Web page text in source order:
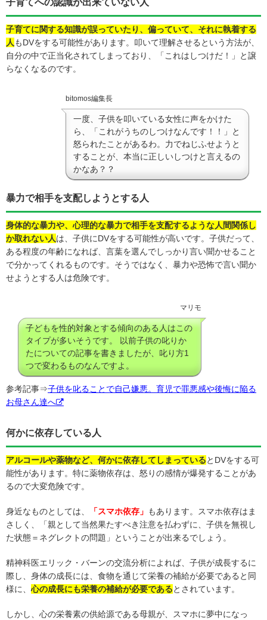
子育てに関する知識が誤っていたり、偏っていて、それに執着する
人 もDVをする可能性があります。叩いて理解させるという方法が、
自分の中で正当化されてしまっており、「これはしつけだ！」と譲
らなくなるのです。
bitomos編集長
一度、子供を叩いている女性に声をかけた
ら、「これがうちのしつけなんです！！」と
怒られたことがあるわ。力でねじふせようと
することが、本当に正しいしつけと言えるの
かなあ？？
暴力で相手を支配しようとする人
身体的な暴力や、心理的な暴力で相手を支配するような人間関係し
か取れない人は、子供にDVをする可能性が高いです。子供だって、
ある程度の年齢になれば、言葉を選んでしっかり言い聞かせること
で分かってくれるものです。そうではなく、暴力や恐怖で言い聞か
せようとする人は危険です。
マリモ
子どもを性的対象とする傾向のある人はこの
タイプが多いそうです。 以前子供の叱りか
たについての記事を書きましたが、叱り方1
つで変わるものなんですよ。
参考記事⇒子供を叱ることで自己嫌悪。育児で罪悪感や後悔に陥る
お母さん達へ
何かに依存している人
アルコールや薬物など、何かに依存してしまっているとDVをする可
能性があります。特に薬物依存は、怒りの感情が爆発することがあ
るので大変危険です。
身近なものとしては、 「スマホ依存」 もあります。スマホ依存はま
さしく、「親として当然果たすべき注意を払わずに、子供を無視し
た状態＝ネグレクトの問題」ということが出来るでしょう。
精神科医エリック・バーンの交流分析によれば、子供が成長するに
際し、身体の成長には、食物を通じて栄養の補給が必要であると同
様に、 心の成長にも栄養の補給が必要であるとされています。
しかし、心の栄養素の供給源である母親が、スマホに夢中になっ